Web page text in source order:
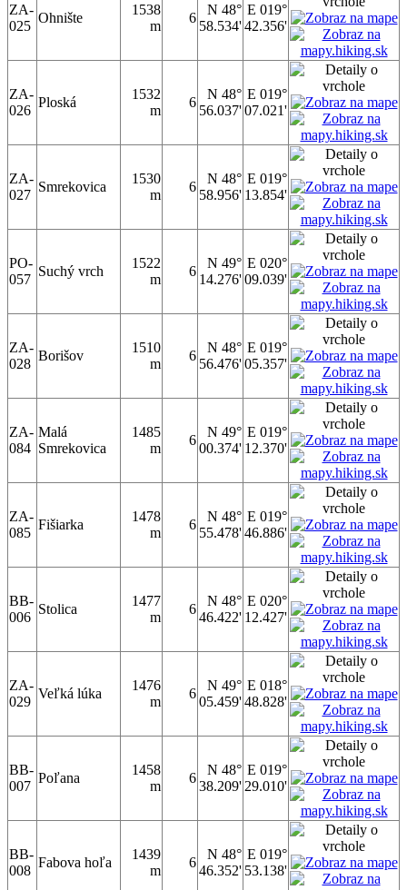
ZA-
025
Ohnište
1538
m
6
N 48°
58.534'
E 019°
42.356'
ZA-
026
Ploská
1532
m
6
N 48°
56.037'
E 019°
07.021'
ZA-
027
Smrekovica
1530
m
6
N 48°
58.956'
E 019°
13.854'
PO-
057
Suchý vrch
1522
m
6
N 49°
14.276'
E 020°
09.039'
ZA-
028
Borišov
1510
m
6
N 48°
56.476'
E 019°
05.357'
ZA-
084
Malá
Smrekovica
1485
m
6
N 49°
00.374'
E 019°
12.370'
ZA-
085
Fišiarka
1478
m
6
N 48°
55.478'
E 019°
46.886'
BB-
006
Stolica
1477
m
6
N 48°
46.422'
E 020°
12.427'
ZA-
029
Veľká lúka
1476
m
6
N 49°
05.459'
E 018°
48.828'
BB-
007
Poľana
1458
m
6
N 48°
38.209'
E 019°
29.010'
BB-
008
Fabova hoľa
1439
m
6
N 48°
46.352'
E 019°
53.138'